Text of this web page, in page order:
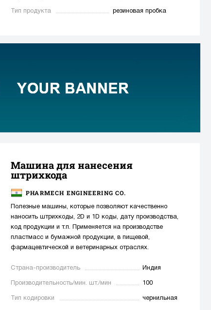
Тип продукта резиновая пробка
Машина для нанесения
штрихкода
PHARMECH ENGINEERING CO.
Полезные машины, которые позволяют качественно
наносить штрихкоды, 2D и 1D коды, дату производства,
код продукции и т.п. Применяется на производстве
пластмасс и бумажной продукции, в пищевой,
фармацевтической и ветеринарных отраслях.
Страна-производитель Индия
Производительность/мин. шт./мин 100
Тип кодировки чернильная